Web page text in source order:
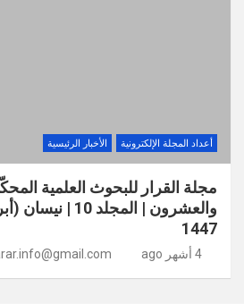
أعداد المجلة الإلكترونية الأخبار الرئيسية
مجلة القرار للبحوث العلمية
1447
4 أشهر ago